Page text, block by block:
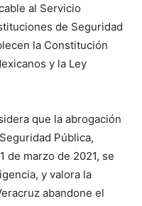
al Servicio
de Seguridad
la Constitución
y la Ley
que la abrogación
Pública,
de marzo de 2021, se
y valora la
abandone el